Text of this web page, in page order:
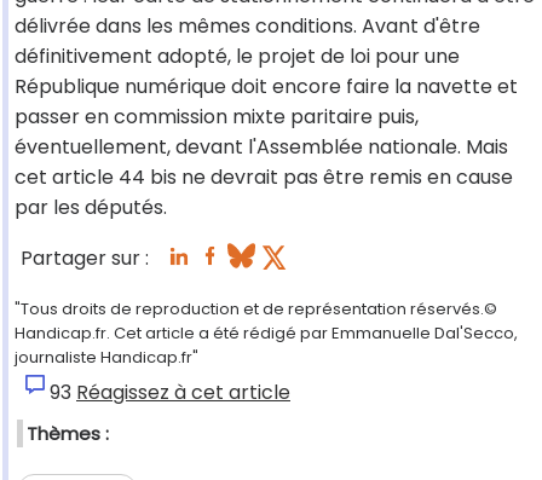
délivrée dans les mêmes conditions. Avant d'être
définitivement adopté, le projet de loi pour une
République numérique doit encore faire la navette et
passer en commission mixte paritaire puis,
éventuellement, devant l'Assemblée nationale. Mais
cet article 44 bis ne devrait pas être remis en cause
par les députés.
Partager sur :
"Tous droits de reproduction et de représentation réservés.©
Handicap.fr. Cet article a été rédigé par Emmanuelle Dal'Secco,
journaliste Handicap.fr"
93 Réagissez à cet article
Thèmes :